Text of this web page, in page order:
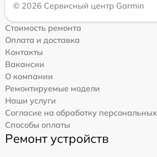
© 2026 Сервисный центр Garmin
Стоимость ремонта
Оплата и доставка
Контакты
Вакансии
О компании
Ремонтируемые модели
Наши услуги
Согласие на обработку
Способы оплаты
Ремонт устройств